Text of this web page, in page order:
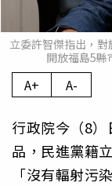
立委許智傑指出，
開放福島5縣
A+ A-
行政院今（8
品，民進黨籍
「沒有輻射污